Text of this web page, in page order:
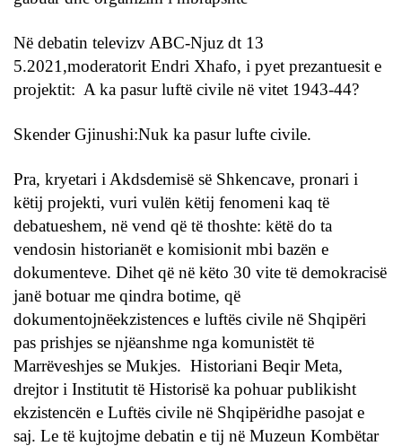
Në debatin televizv ABC-Njuz dt 13
5.2021,moderatorit Endri Xhafo, i pyet prezantuesit e
projektit: A ka pasur luftë civile në vitet 1943-44?
Skender Gjinushi:Nuk ka pasur lufte civile.
Pra, kryetari i Akdsdemisë së Shkencave, pronari i
këtij projekti, vuri vulën këtij fenomeni kaq të
debatueshem, në vend që të thoshte: këtë do ta
vendosin historianët e komisionit mbi bazën e
dokumenteve. Dihet që në këto 30 vite të demokracisë
janë botuar me qindra botime, që
dokumentojnëekzistences e luftës civile në Shqipëri
pas prishjes se njëanshme nga komunistët të
Marrëveshjes se Mukjes. Historiani Beqir Meta,
drejtor i Institutit të Historisë ka pohuar publikisht
ekzistencën e Luftës civile në Shqipëridhe pasojat e
saj. Le të kujtojme debatin e tij në Muzeun Kombëtar